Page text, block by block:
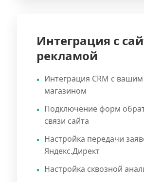
Интеграция с
рекламой
Интеграция CRM с
магазином
Подключение форм
связи сайта
Настройка передачи
Яндекс.Директ
Настройка сквозной